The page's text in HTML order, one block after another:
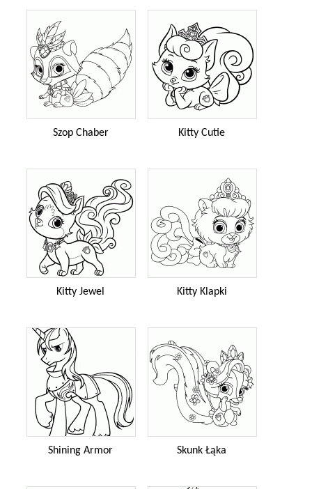
Szop Chaber Kitty Cutie
Kitty Jewel Kitty Klapki
Shining Armor Skunk Łąka